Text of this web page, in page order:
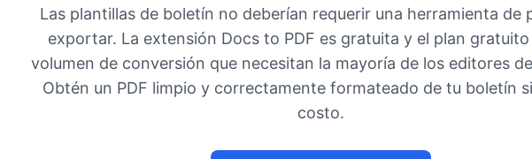
Las plantillas de boletín no deberían requerir una herramienta de
exportar. La extensión Docs to PDF es gratuita y el plan gratuito
volumen de conversión que necesitan la mayoría de los editores
Obtén un PDF limpio y correctamente formateado de tu boletín
costo.